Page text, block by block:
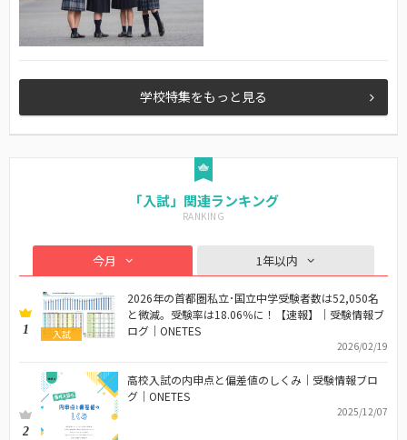
学校特集をもっと見る
「入試」関連ランキング
今月 1年以内
1 入試
2026年の首都圏私立･国立中学受験者数は52,050名
と微減。受験率は18.06％に！【速報】｜受験情報ブ
ログ｜ONETES
2026/02/19
2
高校入試の内申点と偏差値のしくみ｜受験情報ブロ
グ｜ONETES
2025/12/07